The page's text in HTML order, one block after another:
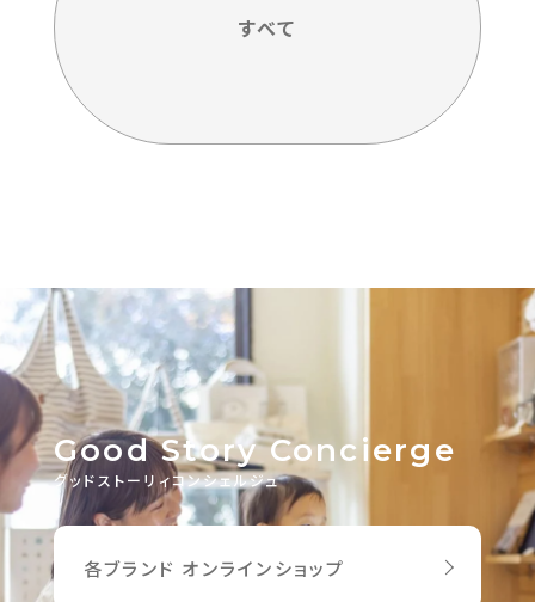
すべて
Good Story Concierge
グッドストーリィコンシェルジュ
各ブランド オンラインショップ